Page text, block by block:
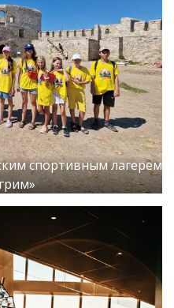
спортивным лагерем